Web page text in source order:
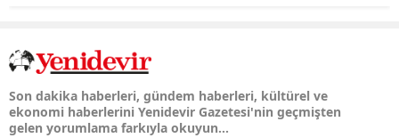
Son dakika haberleri, gündem haberleri, kültürel ve
ekonomi haberlerini Yenidevir Gazetesi'nin geçmişten
gelen yorumlama farkıyla okuyun...